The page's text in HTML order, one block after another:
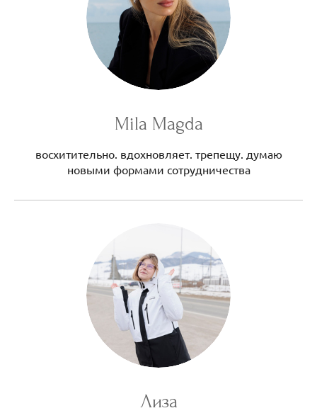
Mila Magda
восхитительно. вдохновляет. трепещу. думаю
новыми формами сотрудничества
Лиза